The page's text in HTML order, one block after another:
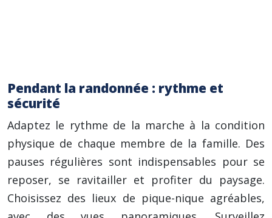
Pendant la randonnée : rythme et
sécurité
Adaptez le rythme de la marche à la condition
physique de chaque membre de la famille. Des
pauses régulières sont indispensables pour se
reposer, se ravitailler et profiter du paysage.
Choisissez des lieux de pique-nique agréables,